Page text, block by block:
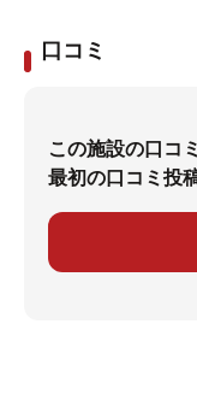
口コミ
この施設の口コ
最初の口コミ投